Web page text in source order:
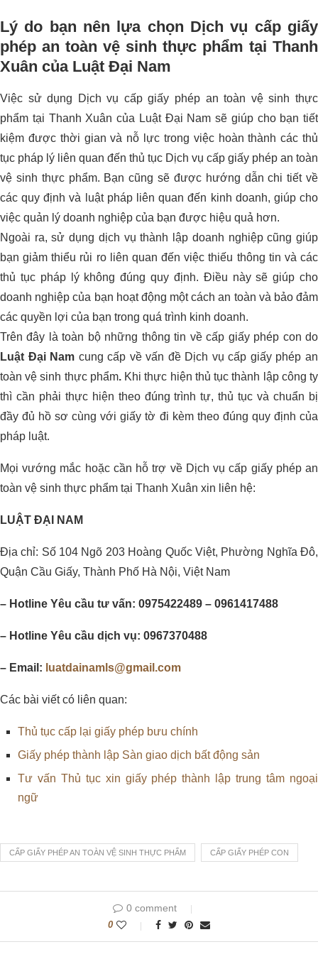
Lý do bạn nên lựa chọn Dịch vụ cấp giấy
phép an toàn vệ sinh thực phẩm tại Thanh
Xuân của Luật Đại Nam
Việc sử dụng Dịch vụ cấp giấy phép an toàn vệ sinh thực
phẩm tại Thanh Xuân của Luật Đại Nam sẽ giúp cho bạn tiết
kiệm được thời gian và nỗ lực trong việc hoàn thành các thủ
tục pháp lý liên quan đến thủ tục Dịch vụ cấp giấy phép an toàn
vệ sinh thực phẩm. Bạn cũng sẽ được hướng dẫn chi tiết về
các quy định và luật pháp liên quan đến kinh doanh, giúp cho
việc quản lý doanh nghiệp của bạn được hiệu quả hơn.
Ngoài ra, sử dụng dịch vụ thành lập doanh nghiệp cũng giúp
bạn giảm thiểu rủi ro liên quan đến việc thiếu thông tin và các
thủ tục pháp lý không đúng quy định. Điều này sẽ giúp cho
doanh nghiệp của bạn hoạt động một cách an toàn và bảo đảm
các quyền lợi của bạn trong quá trình kinh doanh.
Trên đây là toàn bộ những thông tin về cấp giấy phép con do
Luật Đại Nam cung cấp về vấn đề Dịch vụ cấp giấy phép an
toàn vệ sinh thực phẩm.Khi thực hiện thủ tục thành lập công ty
thì cần phải thực hiện theo đúng trình tự, thủ tục và chuẩn bị
đầy đủ hồ sơ cùng với giấy tờ đi kèm theo đúng quy định của
pháp luật.
Mọi vướng mắc hoặc cần hỗ trợ về Dịch vụ cấp giấy phép an
toàn vệ sinh thực phẩm tại Thanh Xuân xin liên hệ:
LUẬT ĐẠI NAM
Địa chỉ: Số 104 Ngõ 203 Hoàng Quốc Việt, Phường Nghĩa Đô,
Quận Cầu Giấy, Thành Phố Hà Nội, Việt Nam
– Hotline Yêu cầu tư vấn: 0975422489 – 0961417488
– Hotline Yêu cầu dịch vụ: 0967370488
– Email: luatdainamls@gmail.com
Các bài viết có liên quan:
Thủ tục cấp lại giấy phép bưu chính
Giấy phép thành lập Sàn giao dịch bất động sản
Tư vấn Thủ tục xin giấy phép thành lập trung tâm ngoại
ngữ
CẤP GIẤY PHÉP AN TOÀN VỆ SINH THỰC PHẨM CẤP GIẤY PHÉP CON
0 comment
0